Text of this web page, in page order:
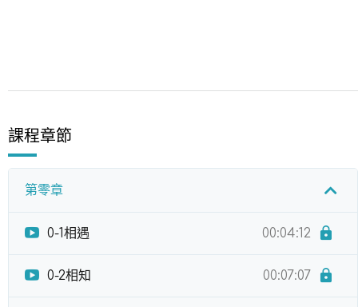
課程章節
第零章
0-1相遇 00:04:12
0-2相知 00:07:07